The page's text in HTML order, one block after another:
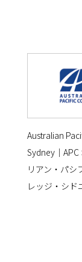
Australian
Sydney｜APC
リアン・パシ
レッジ・シド